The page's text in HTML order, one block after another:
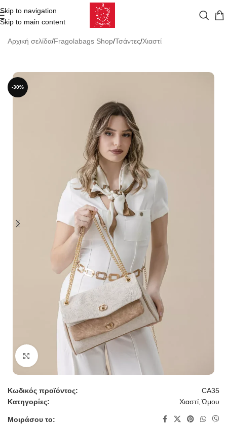
Skip to navigation
Skip to main content
Αρχική σελίδα/Fragolabags Shop/Τσάντες/Χιαστί
-30%
Κλικ για μεγέθυνση
Κωδικός προϊόντος:
CA35
Κατηγορίες:
Χιαστί Ώμου
Μοιράσου το: